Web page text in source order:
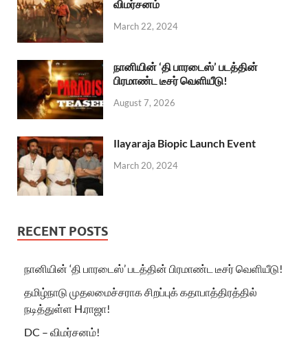
விமர்சனம்
March 22, 2024
நானியின் ‘தி பாரடைஸ்’ படத்தின்
பிரமாண்ட டீசர் வெளியீடு!
August 7, 2026
Ilayaraja Biopic Launch Event
March 20, 2024
RECENT POSTS
நானியின் ‘தி பாரடைஸ்’ படத்தின் பிரமாண்ட டீசர் வெளியீடு!
தமிழ்நாடு முதலமைச்சராக சிறப்புக் கதாபாத்திரத்தில்
நடித்துள்ள H.ராஜா!
DC – விமர்சனம்!